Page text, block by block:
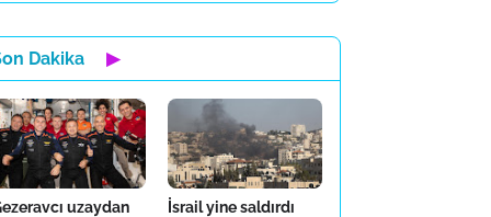
Dakika ▶
uzaydan
İsrail yine saldırdı